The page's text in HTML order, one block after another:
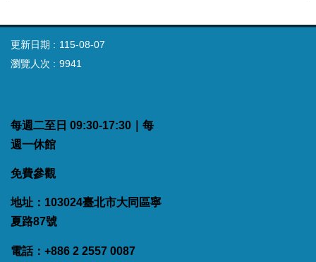
更新日期
115-08-07
瀏覽人次
9941
每週二至日 09:30-17:30｜每
週一休館
免費參觀
地址：103024臺北市大同區寧
夏路87號
電話：+886 2 2557 0087